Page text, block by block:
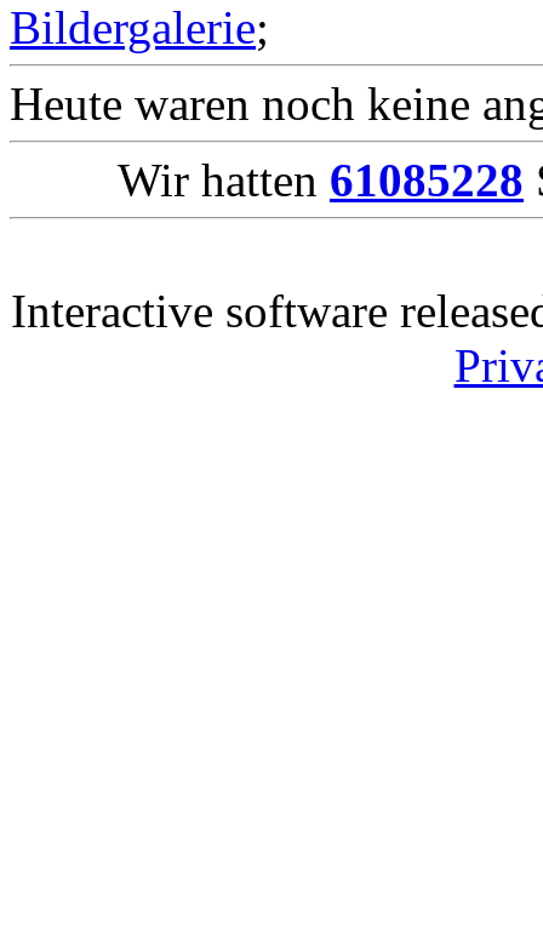
Bildergalerie;
Heute waren noch keine
Wir hatten 61085228
Interactive software